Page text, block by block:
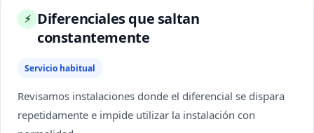
⚡ Diferenciales que saltan
constantemente
Servicio habitual
Revisamos instalaciones donde el diferencial se dispara
repetidamente e impide utilizar la instalación con